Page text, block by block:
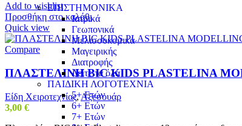
ΕΠΙΣΤΗΜΟΝΙΚΑ
Ιατρικά
Γεωπονικά
Μελισσοκομικά
Μαγειρικής
Διατροφής
Δείτε τα όλα
ΠΑΙΔΙΚΗ ΛΟΓΟΤΕΧΝΙΑ
5+ Ετών
6+ Ετών
7+ Ετών
Add to wishlist
Προσθήκη στο καλάθι
Quick view
Compare
ΠΛΑΣΤΕΛΙΝΗ BIC KIDS PLASTELINA
Είδη Χειροτεχνίας,Αξεσουάρ
3,00 €